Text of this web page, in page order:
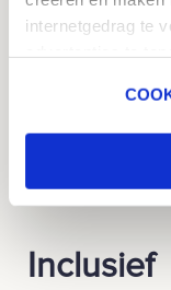
internetgedrag te
te passen. U klikt
Meer informatie
Inclusief